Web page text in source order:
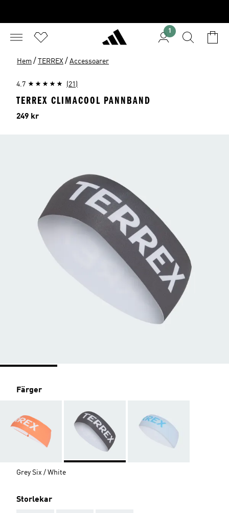
1
Hem / TERREX / Accessoarer
4.7 (21)
TERREX CLIMACOOL PANNBAND
Pris
249 kr
Färger
Grey Six / White
Storlekar